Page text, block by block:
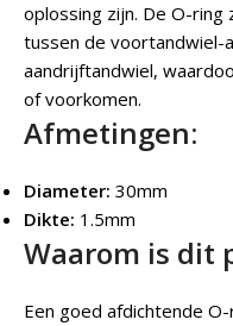
oplossing zijn. De O-
tussen de voortandwiel-
aandrijftandwiel,
of voorkomen.
Afmetingen:
Diameter: 30mm
Dikte: 1.5mm
Waarom is dit
Een goed afdichtende